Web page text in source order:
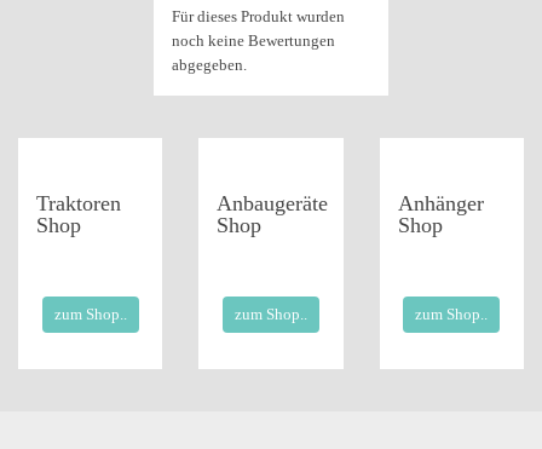
Für dieses Produkt wurden
noch keine Bewertungen
abgegeben.
Traktoren
Shop
zum Shop..
Anbaugeräte
Shop
zum Shop..
Anhänger
Shop
zum Shop..